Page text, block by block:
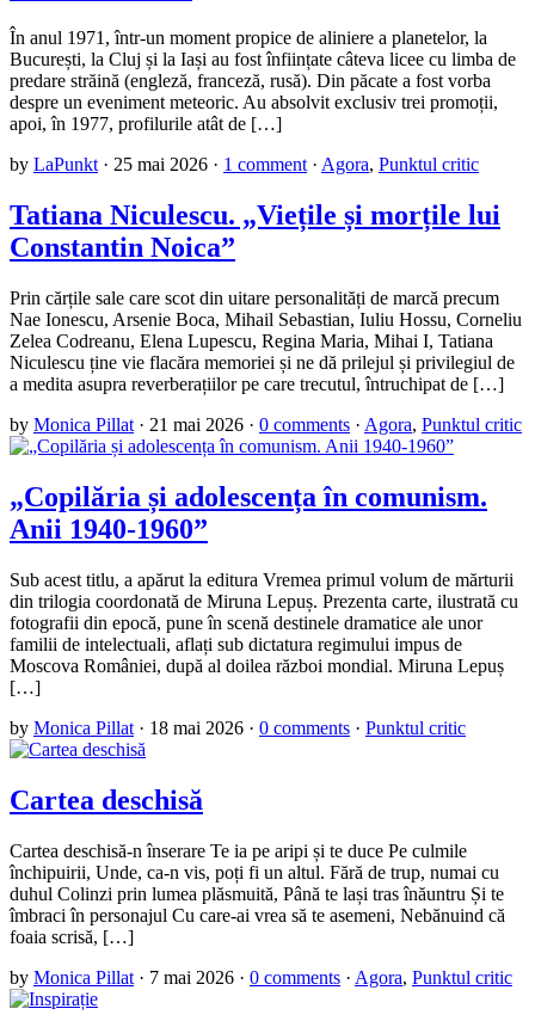
În anul 1971, într-un moment propice de aliniere a planetelor, la
București, la Cluj și la Iași au fost înființate câteva licee cu limba de
predare străină (engleză, franceză, rusă). Din păcate a fost vorba
despre un eveniment meteoric. Au absolvit exclusiv trei promoții,
apoi, în 1977, profilurile atât de […]
by LaPunkt · 25 mai 2026 · 1 comment · Agora, Punktul critic
Tatiana Niculescu. „Viețile și morțile lui
Constantin Noica”
Prin cărțile sale care scot din uitare personalități de marcă precum
Nae Ionescu, Arsenie Boca, Mihail Sebastian, Iuliu Hossu, Corneliu
Zelea Codreanu, Elena Lupescu, Regina Maria, Mihai I, Tatiana
Niculescu ține vie flacăra memoriei și ne dă prilejul și privilegiul de
a medita asupra reverberațiilor pe care trecutul, întruchipat de […]
by Monica Pillat · 21 mai 2026 · 0 comments · Agora, Punktul critic
„Copilăria și adolescența în comunism.
Anii 1940-1960”
Sub acest titlu, a apărut la editura Vremea primul volum de mărturii
din trilogia coordonată de Miruna Lepuș. Prezenta carte, ilustrată cu
fotografii din epocă, pune în scenă destinele dramatice ale unor
familii de intelectuali, aflați sub dictatura regimului impus de
Moscova României, după al doilea război mondial. Miruna Lepuș
[…]
by Monica Pillat · 18 mai 2026 · 0 comments · Punktul critic
Cartea deschisă
Cartea deschisă-n înserare Te ia pe aripi și te duce Pe culmile
închipuirii, Unde, ca-n vis, poți fi un altul. Fără de trup, numai cu
duhul Colinzi prin lumea plăsmuită, Până te lași tras înăuntru Și te
îmbraci în personajul Cu care-ai vrea să te asemeni, Nebănuind că
foaia scrisă, […]
by Monica Pillat · 7 mai 2026 · 0 comments · Agora, Punktul critic